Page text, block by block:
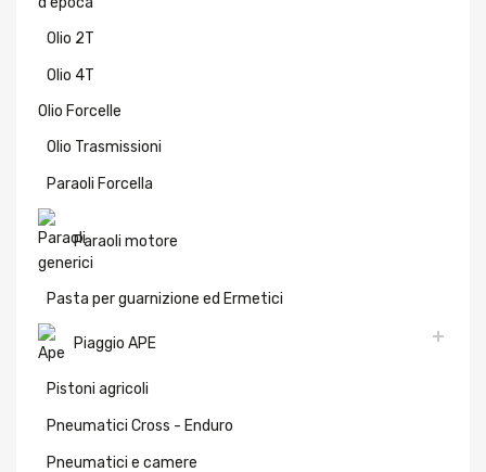
Olio 2T
Olio 4T
Olio Forcelle
Olio Trasmissioni
Paraoli Forcella
Paraoli motore
Pasta per guarnizione ed Ermetici
Piaggio APE
Pistoni agricoli
Pneumatici Cross - Enduro
Pneumatici e camere